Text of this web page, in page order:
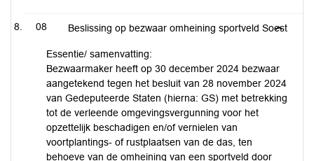
08 Beslissing op bezwaar omheining sportveld Soest
Essentie/ samenvatting:
Bezwaarmaker heeft op 30 december 2024 bezwaar
aangetekend tegen het besluit van 28 november 2024
van Gedeputeerde Staten (hierna: GS) met betrekking
tot de verleende omgevingsvergunning voor het
opzettelijk beschadigen en/of vernielen van
voortplantings- of rustplaatsen van de das, ten
behoeve van de omheining van een sportveld door